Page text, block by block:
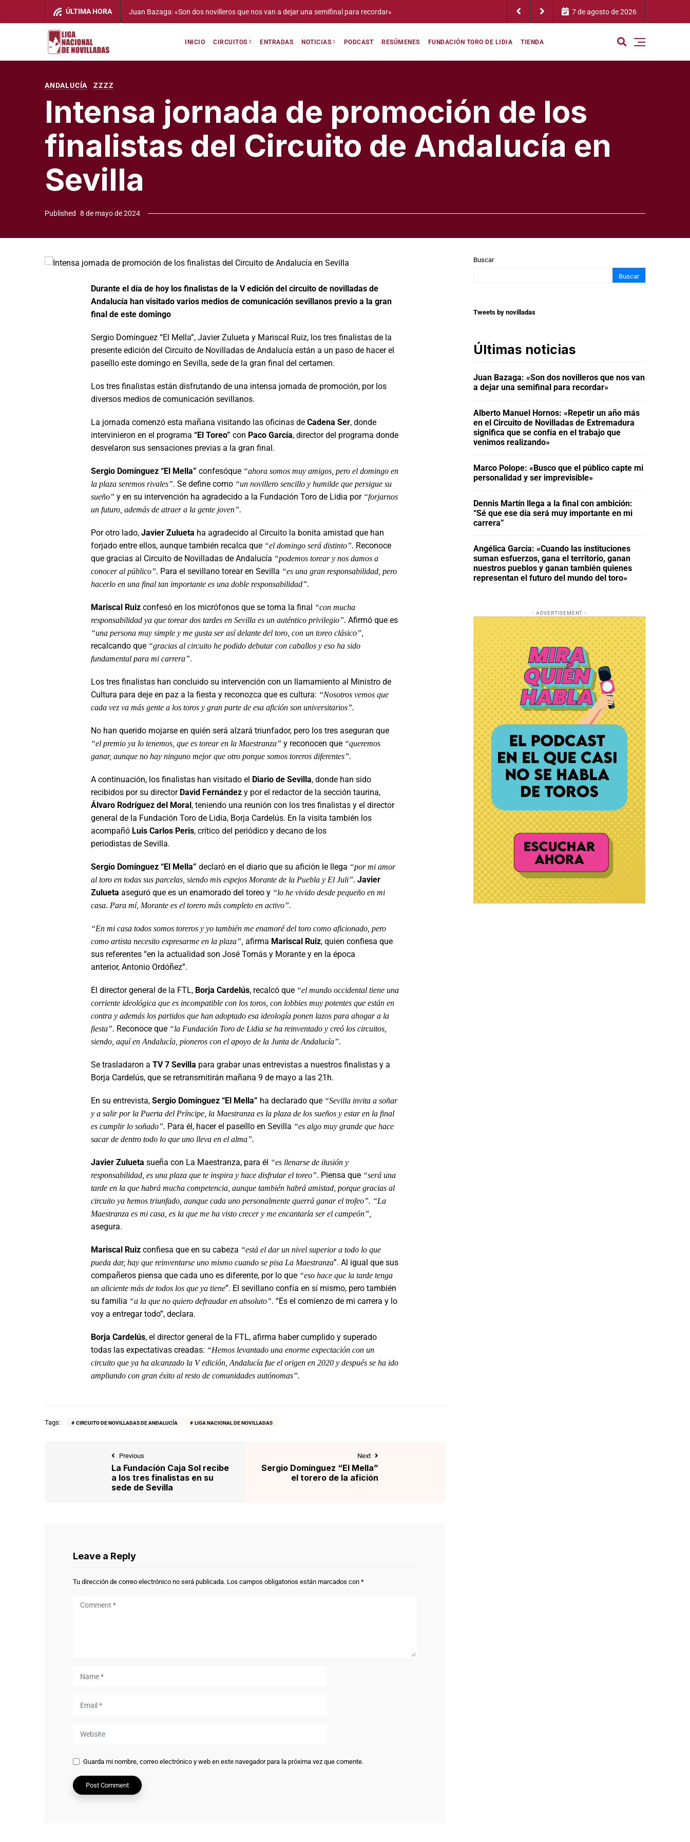
ÚLTIMA HORA
Alberto Manuel Hornos: «Repetir un año más en el Circuito de Novilladas de Extremadura significa que se confía en el
trabajo que venimos realizando»
7 de agosto de 2026
INICIO CIRCUITOS ENTRADAS NOTICIAS PODCAST RESÚMENES FUNDACIÓN TORO DE LIDIA TIENDA
ANDALUCÍA ZZZZ
Intensa jornada de promoción de los
finalistas del Circuito de Andalucía en
Sevilla
Published 8 de mayo de 2024
Durante el día de hoy los finalistas de la V edición del circuito de novilladas de
Andalucía han visitado varios medios de comunicación sevillanos previo a la gran
final de este domingo
Sergio Domínguez “El Mella”, Javier Zulueta y Mariscal Ruiz, los tres finalistas de la
presente edición del Circuito de Novilladas de Andalucía están a un paso de hacer el
paseíllo este domingo en Sevilla, sede de la gran final del certamen.
Los tres finalistas están disfrutando de una intensa jornada de promoción, por los
diversos medios de comunicación sevillanos.
La jornada comenzó esta mañana visitando las oficinas de Cadena Ser, donde
intervinieron en el programa “El Toreo” con Paco García, director del programa donde
desvelaron sus sensaciones previas a la gran final.
Sergio Domínguez “El Mella” confesóque “ahora somos muy amigos, pero el domingo en
la plaza seremos rivales”. Se define como “un novillero sencillo y humilde que persigue su
sueño” y en su intervención ha agradecido a la Fundación Toro de Lidia por “forjarnos
un futuro, además de atraer a la gente joven”.
Por otro lado, Javier Zulueta ha agradecido al Circuito la bonita amistad que han
forjado entre ellos, aunque también recalca que “el domingo será distinto”. Reconoce
que gracias al Circuito de Novilladas de Andalucía “podemos torear y nos damos a
conocer al público”. Para el sevillano torear en Sevilla “es una gran responsabilidad, pero
hacerlo en una final tan importante es una doble responsabilidad”.
Mariscal Ruiz confesó en los micrófonos que se toma la final
“con mucha
responsabilidad ya que torear dos tardes en Sevilla es un auténtico privilegio”. Afirmó que es
“una persona muy simple y me gusta ser así delante del toro, con un toreo clásico”,
recalcando que “gracias al circuito he podido debutar con caballos y eso ha sido
fundamental para mi carrera”.
Los tres finalistas han concluido su intervención con un llamamiento al Ministro de
Cultura para deje en paz a la fiesta y reconozca que es cultura: “Nosotros vemos que
cada vez va más gente a los toros y gran parte de esa afición son universitarios”.
No han querido mojarse en quién será alzará triunfador, pero los tres aseguran que
“el premio ya lo tenemos, que es torear en la Maestranza” y reconocen que “queremos
ganar, aunque no hay ninguno mejor que otro porque somos toreros diferentes”.
A continuación, los finalistas han visitado el Diario de Sevilla, donde han sido
recibidos por su director David Fernández y por el redactor de la sección taurina,
Álvaro Rodríguez del Moral , teniendo una reunión con los tres finalistas y el director
general de la Fundación Toro de Lidia, Borja Cardelús. En la visita también los
acompañó Luis Carlos Peris, crítico del periódico y decano de los
periodistas de Sevilla.
Sergio Domínguez “El Mella” declaró en el diario que su afición le llega “por mi amor
al toro en todas sus parcelas, siendo mis espejos Morante de la Puebla y El Juli”. Javier
Zulueta aseguró que es un enamorado del toreo y “lo he vivido desde pequeño en mi
casa. Para mí, Morante es el torero más completo en activo”.
“En mi casa todos somos toreros y yo también me enamoré del toro como aficionado, pero
como artista necesito expresarme en la plaza”, afirma Mariscal Ruiz, quien confiesa que
sus referentes “en la actualidad son José Tomás y Morante y en la época
anterior, Antonio Ordóñez”.
El director general de la FTL, Borja Cardelús, recalcó que “el mundo occidental tiene una
corriente ideológica que es incompatible con los toros, con lobbies muy potentes que están en
contra y además los partidos que han adoptado esa ideología ponen lazos para ahogar a la
fiesta”. Reconoce que “la Fundación Toro de Lidia se ha reinventado y creó los circuitos,
siendo, aquí en Andalucía, pioneros con el apoyo de la Junta de Andalucía”.
Se trasladaron a TV 7 Sevilla para grabar unas entrevistas a nuestros finalistas y a
Borja Cardelús, que se retransmitirán mañana 9 de mayo a las 21h.
En su entrevista, Sergio Domínguez “El Mella” ha declarado que “Sevilla invita a soñar
y a salir por la Puerta del Príncipe, la Maestranza es la plaza de los sueños y estar en la final
es cumplir lo soñado”. Para él, hacer el paseíllo en Sevilla “es algo muy grande que hace
sacar de dentro todo lo que uno lleva en el alma”.
Javier Zulueta sueña con La Maestranza, para él “es llenarse de ilusión y
responsabilidad, es una plaza que te inspira y hace disfrutar el toreo”. Piensa que “será una
tarde en la que habrá mucha competencia, aunque también habrá amistad, porque gracias al
circuito ya hemos triunfado, aunque cada uno personalmente querrá ganar el trofeo”. “La
Maestranza es mi casa, es la que me ha visto crecer y me encantaría ser el campeón”,
asegura.
Mariscal Ruiz confiesa que en su cabeza “está el dar un nivel superior a todo lo que
pueda dar, hay que reinventarse uno mismo cuando se pisa La Maestranza”. Al igual que sus
compañeros piensa que cada uno es diferente, por lo que “eso hace que la tarde tenga
un aliciente más de todos los que ya tiene”. El sevillano confía en sí mismo, pero también
su familia “a la que no quiero defraudar en absoluto”. “Es el comienzo de mi carrera y lo
voy a entregar todo”, declara.
Borja Cardelús, el director general de la FTL, afirma haber cumplido y superado
todas las expectativas creadas: “Hemos levantado una enorme expectación con un
circuito que ya ha alcanzado la V edición, Andalucía fue el origen en 2020 y después se ha ido
ampliando con gran éxito al resto de comunidades autónomas”.
Tags: CIRCUITO DE NOVILLADAS DE ANDALUCÍA LIGA NACIONAL DE NOVILLADAS
Previous
La Fundación Caja Sol recibe
a los tres finalistas en su
sede de Sevilla
Next
Sergio Domínguez “El Mella”
el torero de la afición
Leave a Reply
Tu dirección de correo electrónico no será publicada. Los campos obligatorios están marcados con *
Guarda mi nombre, correo electrónico y web en este navegador para la próxima vez que comente.
Buscar
Buscar
Tweets by novilladas
Últimas noticias
Juan Bazaga: «Son dos novilleros que nos van
a dejar una semifinal para recordar»
Alberto Manuel Hornos: «Repetir un año más
en el Circuito de Novilladas de Extremadura
significa que se confía en el trabajo que
venimos realizando»
Marco Polope: «Busco que el público capte mi
personalidad y ser imprevisible»
Dennis Martín llega a la final con ambición:
“Sé que ese día será muy importante en mi
carrera”
Angélica García: «Cuando las instituciones
suman esfuerzos, gana el territorio, ganan
nuestros pueblos y ganan también quienes
representan el futuro del mundo del toro»
- ADVERTISEMENT -